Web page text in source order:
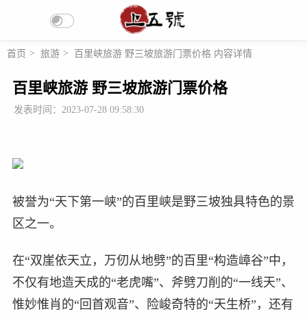
首页 > 旅游 > 百里峡旅游 野三坡旅游门票价格 内容详情
百里峡旅游 野三坡旅游门票价格
发表时间：2023-07-28 09:58:30
被誉为“天下第一峡”的百里峡是野三坡独具特色的景
区之一。
在“双崖依天立，万仞从地劈”的百里“构造嶂谷”中，
不仅有地造天成的“老虎嘴”、斧劈刀削的“一线天”、
惟妙惟肖的“回首观音”、险峻奇特的“天生桥”，还有